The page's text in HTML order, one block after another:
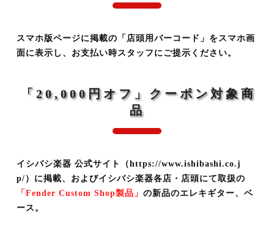
スマホ版ページに掲載の「店頭用バーコード」をスマホ画
面に表示し、お支払い時スタッフにご提示ください。
「20,000円オフ」クーポン対象商
品
イシバシ楽器 公式サイト（https://www.ishibashi.co.j
p/）に掲載、およびイシバシ楽器各店・店頭にて取扱の
「Fender Custom Shop製品」 の新品のエレキギター、ベ
ース。